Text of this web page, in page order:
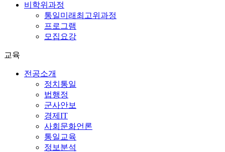
비학위과정
통일미래최고위과정
프로그램
모집요강
교육
전공소개
정치통일
법행정
군사안보
경제IT
사회문화언론
통일교육
정보분석